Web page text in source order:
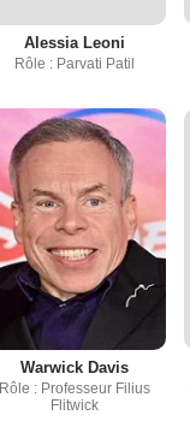
Alessia Leoni
Rôle : Parvati Patil
Warwick Davis
Rôle : Professeur Filius
Flitwick